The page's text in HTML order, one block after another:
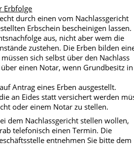
Erbfolge
durch einen vom Nachlassgericht
Erbschein bescheinigen lassen.
aus, nicht aber wem die
zustehen. Die Erben bilden
sich selbst über den Nachlass
einen Notar, wenn Grundbesitz
Antrag eines Erben ausgestellt.
an Eides statt versichert werden
oder einem Notar zu stellen.
dem Nachlassgericht stellen wollen,
telefonisch einen Termin. Die
entnehmen Sie bitte dem